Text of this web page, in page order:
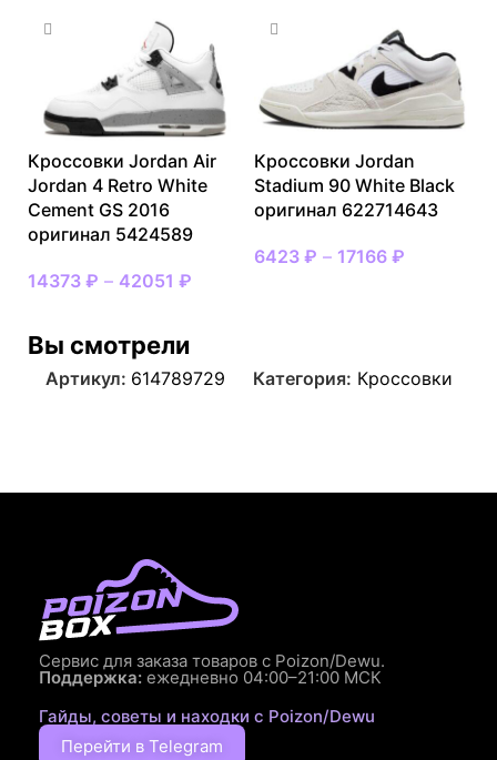
Кроссовки Jordan Air
Jordan 4 Retro White
Cement GS 2016
оригинал 5424589
14373 ₽ – 42051 ₽
Кроссовки Jordan
Stadium 90 White Black
оригинал 622714643
6423 ₽ – 17166 ₽
Вы смотрели
Артикул: 614789729 Категория: Кроссовки
Сервис для заказа товаров с Poizon/Dewu.
Поддержка: ежедневно 04:00–21:00 МСК
Гайды, советы и находки с Poizon/Dewu
Перейти в Telegram